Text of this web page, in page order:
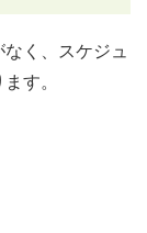
く、スケジュ
す。